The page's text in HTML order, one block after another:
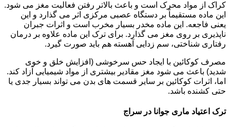
کراک از مواد محرک است و باعث بالاتر رفتن فعالیت مغز می شود.
این ماده مستقیماً بر دستگاه عصبی مرکزی اثر می گذارد و این
یعنی فاجعه. این ماده مخدر بسیار مخرب است و اثرات جبران
ناپذیری بر روی مغز می گذارد. برای ترک این ماده علاوه بر درمان
رفتاری شناختی، سم زدایی آهسته هم باید صورت گیرد.
مصرف کوکائین با ایجاد حس سرخوشی (افزایش خلق و خوی
شدید) باعث می شود مغز مقادیر بیشتری از مواد شیمیایی آزاد کند.
اما، اثرات کوکائین بر سایر قسمت های بدن می تواند بسیار جدی یا
حتی کشنده باشد.
ترک اعتیاد ماری جوانا در سراج